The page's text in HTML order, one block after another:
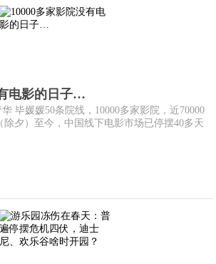
电影的日子…
毕媛媛50条院线，10000多家影院，近70000
除夕）至今，中国线下电影市场已停摆40多天